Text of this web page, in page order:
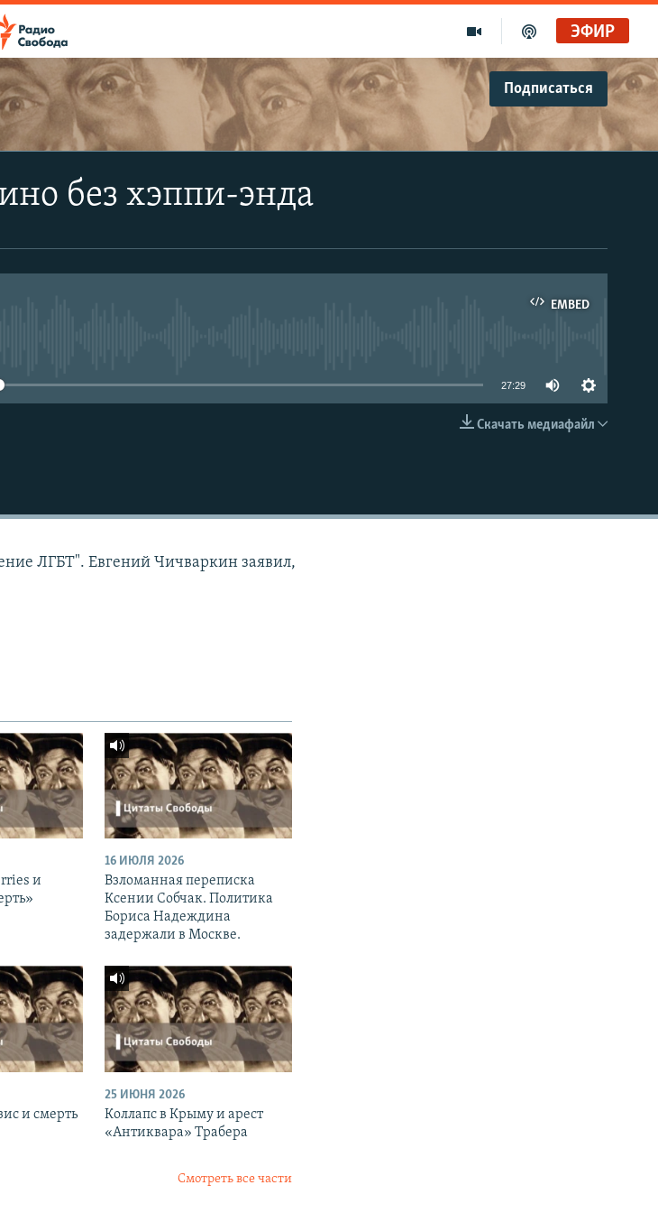
ЭФИР
Подписаться
без хэппи-энда
EMBED
EMBED
27:29
Скачать медиафайл
ЛГБТ". Евгений Чичваркин заявил,
и
16 ИЮЛЯ 2026
Взломанная переписка
Ксении Собчак. Политика
Бориса Надеждина
задержали в Москве.
и смерть
25 ИЮНЯ 2026
Коллапс в Крыму и арест
«Антиквара» Трабера
Смотреть все части